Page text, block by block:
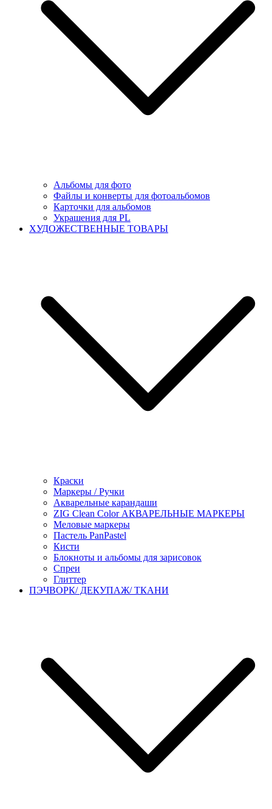
Альбомы для фото
Файлы и конверты для фотоальбомов
Карточки для альбомов
Украшения для PL
ХУДОЖЕСТВЕННЫЕ ТОВАРЫ
Краски
Маркеры / Ручки
Акварельные карандаши
ZIG Clean Color АКВАРЕЛЬНЫЕ МАРКЕРЫ
Меловые маркеры
Пастель PanPastel
Кисти
Блокноты и альбомы для зарисовок
Спреи
Глиттер
ПЭЧВОРК/ ДЕКУПАЖ/ ТКАНИ